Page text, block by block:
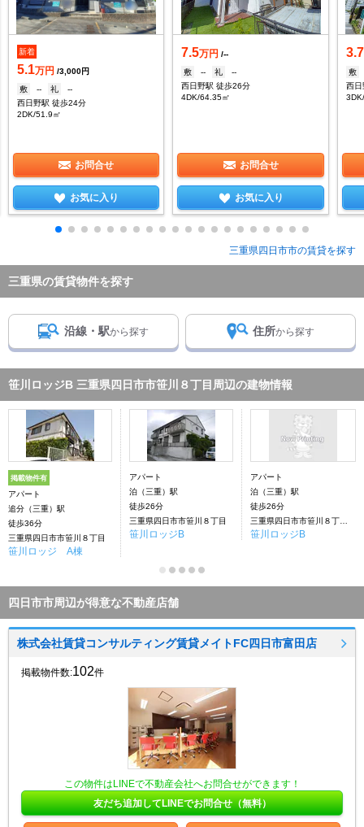
新着
5.1万円 /3,000円
敷
-- 礼
--
西日野駅 徒歩24分
2DK/51.9㎡
お問合せ
お気に入り
7.5万円 /--
敷
-- 礼
--
西日野駅 徒歩26分
4DK/64.35㎡
お問合せ
お気に入り
3.7
敷
西
三重県四日市市の賃貸を探す
三重県の賃貸物件を探す
沿線・駅から探す 住所から探す
笹川ロッジB 三重県四日市市笹川８丁目周辺の建物情報
掲載物件有
アパート
追分（三重）駅
徒歩36分
三重県四日市市笹川８丁目
笹川ロッジ A棟
アパート
泊（三重）駅
徒歩26分
三重県四日市市笹川８丁目
笹川ロッジB
アパート
泊（三重）駅
徒歩26分
笹川ロッジB
四日市市周辺が得意な不動産店舗
株式会社賃貸コンサルティング賃貸メイトFC四日市富田店
掲載物件数:102件
この物件はLINEで不動産会社へお問合せができます！
友だち追加してLINEでお問合せ（無料）